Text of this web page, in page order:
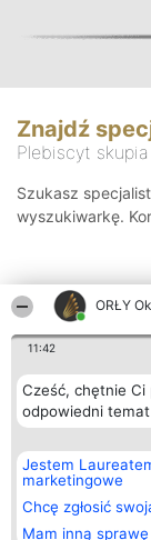
ORŁY
11:42
Cześć, chętnie Ci
odpowiedni
Jestem
marketingowe
Chcę zgłosić
Mam inną sprawę
Znajdź
Plebiscyt
Szukasz
wyszukiwarkę.
Organizator
Bright Side Solutions sp.
o. sp. k.
ul. Ruska 22
Wrocław 50-079
KRS 0000749100 | Regon